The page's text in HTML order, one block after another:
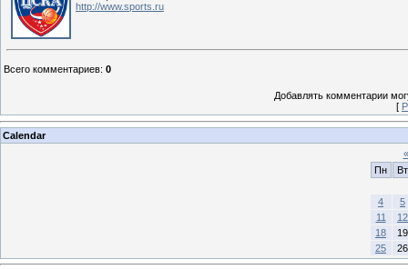
http://www.sports.ru
Всего комментариев: 0
Добавлять комментарии
[
Calendar
«
Пн
Вт
4
5
11
12
18
19
25
26